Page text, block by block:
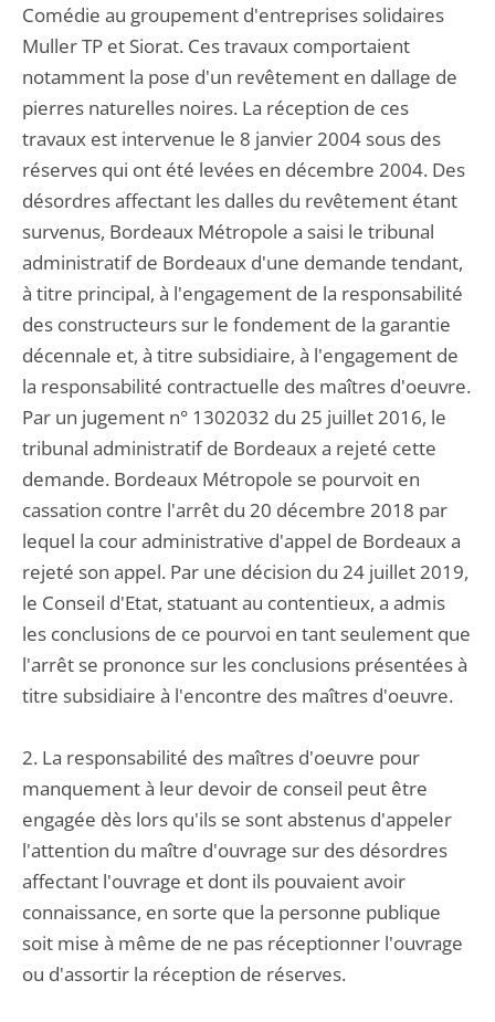
Comédie au groupement d'entreprises solidaires
Muller TP et Siorat. Ces travaux comportaient
notamment la pose d'un revêtement en dallage de
pierres naturelles noires. La réception de ces
travaux est intervenue le 8 janvier 2004 sous des
réserves qui ont été levées en décembre 2004. Des
désordres affectant les dalles du revêtement étant
survenus, Bordeaux Métropole a saisi le tribunal
administratif de Bordeaux d'une demande tendant,
à titre principal, à l'engagement de la responsabilité
des constructeurs sur le fondement de la garantie
décennale et, à titre subsidiaire, à l'engagement de
la responsabilité contractuelle des maîtres d'oeuvre.
Par un jugement n° 1302032 du 25 juillet 2016, le
tribunal administratif de Bordeaux a rejeté cette
demande. Bordeaux Métropole se pourvoit en
cassation contre l'arrêt du 20 décembre 2018 par
lequel la cour administrative d'appel de Bordeaux a
rejeté son appel. Par une décision du 24 juillet 2019,
le Conseil d'Etat, statuant au contentieux, a admis
les conclusions de ce pourvoi en tant seulement que
l'arrêt se prononce sur les conclusions présentées à
titre subsidiaire à l'encontre des maîtres d'oeuvre.
2. La responsabilité des maîtres d'oeuvre pour
manquement à leur devoir de conseil peut être
engagée dès lors qu'ils se sont abstenus d'appeler
l'attention du maître d'ouvrage sur des désordres
affectant l'ouvrage et dont ils pouvaient avoir
connaissance, en sorte que la personne publique
soit mise à même de ne pas réceptionner l'ouvrage
ou d'assortir la réception de réserves.